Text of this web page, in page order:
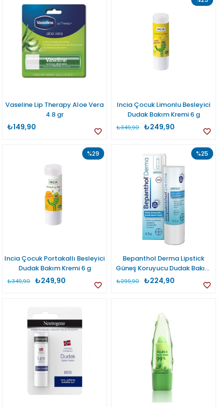
Vaseline Lip Therapy Aloe Vera
4.8 gr
₺149,90
Incia Çocuk Limonlu Besleyici
Dudak Bakım Kremi 6 g
₺249,90
₺349,90
Incia Çocuk Portakallı Besleyici
Dudak Bakım Kremi 6 g
₺249,90
₺349,90
%29
Bepanthol Derma Lipstick
Güneş Koruyucu Dudak Bakım
Kremi 4,5 g
₺224,90
₺299,90
%25